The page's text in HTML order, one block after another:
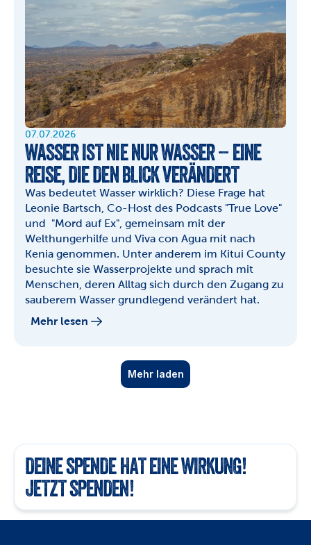
07.07.2026
WASSER IST NIE NUR WASSER – EINE
REISE, DIE DEN BLICK VERÄNDERT
Was bedeutet Wasser wirklich? Diese Frage hat
Leonie Bartsch, Co-Host des Podcasts "True Love"
und  "Mord auf Ex", gemeinsam mit der
Welthungerhilfe und Viva con Agua mit nach
Kenia genommen. Unter anderem im Kitui County
besuchte sie Wasserprojekte und sprach mit
Menschen, deren Alltag sich durch den Zugang zu
sauberem Wasser grundlegend verändert hat.
Mehr lesen
Mehr laden
DEINE SPENDE HAT EINE WIRKUNG!
JETZT SPENDEN!